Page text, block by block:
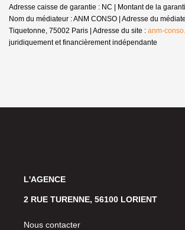
Adresse caisse de garantie : NC | Montant de la
Nom du médiateur : ANM CONSO | Adresse du
Tiquetonne, 75002 Paris | Adresse du site : anm-
juridiquement et financièrement indépendante
L'AGENCE
2 RUE TURENNE, 56100 LORIENT
Nous contacter